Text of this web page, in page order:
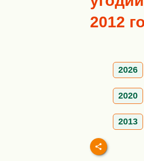
2012
2026
2020
2013